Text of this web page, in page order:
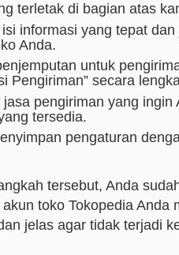
terletak di bagian atas
informasi yang tepat
Anda.
untuk
Pengiriman” secara
pengiriman yang
tersedia.
pengaturan
tersebut, Anda
toko Tokopedia
jelas agar tidak terjadi